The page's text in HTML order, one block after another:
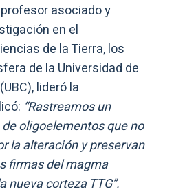
asociado y
en el
de la Tierra, los
de la Universidad de
lideró la
“Rastreamos un
oligoelementos que no
la alteración y preservan
firmas del magma
nueva corteza TTG”.